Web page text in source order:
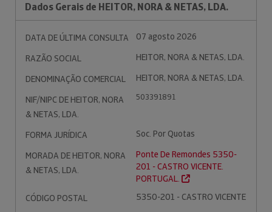
Dados Gerais de HEITOR, NORA & NETAS, LDA.
DATA DE ÚLTIMA CONSULTA
07 agosto 2026
RAZÃO SOCIAL
HEITOR, NORA & NETAS, LDA.
DENOMINAÇÃO COMERCIAL
HEITOR, NORA & NETAS, LDA.
NIF/NIPC DE HEITOR, NORA
& NETAS, LDA.
503391891
FORMA JURÍDICA
Soc. Por Quotas
MORADA DE HEITOR, NORA
& NETAS, LDA.
Ponte De Remondes 5350-
201 - CASTRO VICENTE.
PORTUGAL.
CÓDIGO POSTAL
5350-201 - CASTRO VICENTE